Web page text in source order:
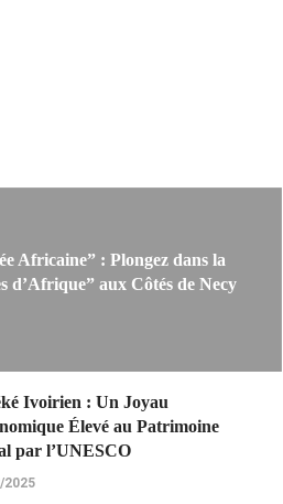
»
04/2026
Africaine” : Plongez dans la
d’Afrique” aux Côtés de Necy
Ivoirien : Un Joyau
Élevé au Patrimoine
par l’UNESCO
2025